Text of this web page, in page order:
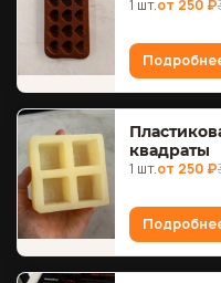
1 шт.от 250 ₽
квадраты
1 шт.от 250 ₽